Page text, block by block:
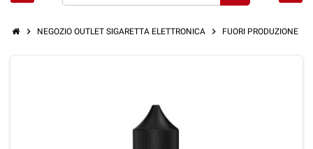
chevron_right NEGOZIO OUTLET SIGARETTA ELETTRONICA chevron_right FUORI PRODUZIONE